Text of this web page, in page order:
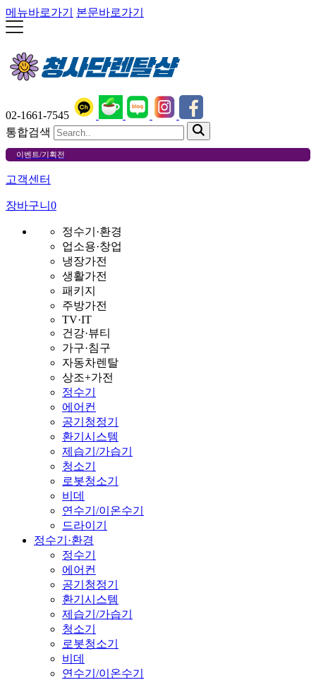
메뉴바로가기 본문바로가기
02-1661-7545
통합검색
이벤트/기획전
고객센터
장바구니 0
정수기·환경
업소용·창업
냉장가전
생활가전
패키지
주방가전
TV·IT
건강·뷰티
가구·침구
자동차렌탈
상조+가전
정수기
에어컨
공기청정기
환기시스템
제습기/가습기
청소기
로봇청소기
비데
연수기/이온수기
드라이기
정수기·환경
정수기
에어컨
공기청정기
환기시스템
제습기/가습기
청소기
로봇청소기
비데
연수기/이온수기